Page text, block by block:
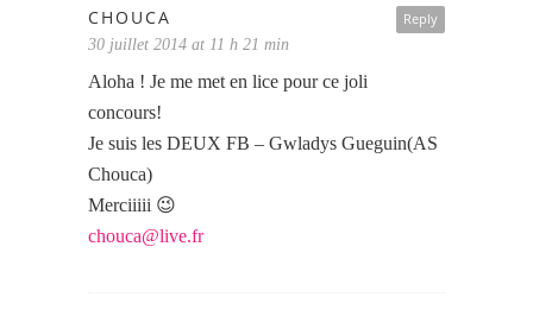
Reply
CHOUCA
30 juillet 2014 at 11 h 21 min
Aloha ! Je me met en lice pour ce joli
concours!
Je suis les DEUX FB – Gwladys Gueguin(AS
Chouca)
Merciiiii 😉
chouca@live.fr